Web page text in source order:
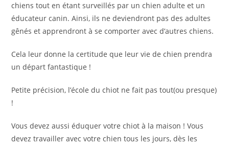
chiens tout en étant surveillés par un chien adulte et un
éducateur canin. Ainsi, ils ne deviendront pas des adultes
gênés et apprendront à se comporter avec d’autres chiens.
Cela leur donne la certitude que leur vie de chien prendra
un départ fantastique !
Petite précision, l’école du chiot ne fait pas tout(ou presque)
!
Vous devez aussi éduquer votre chiot à la maison ! Vous
devez travailler avec votre chien tous les jours, dès les